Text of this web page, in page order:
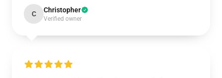
C Christopher
Verified owner